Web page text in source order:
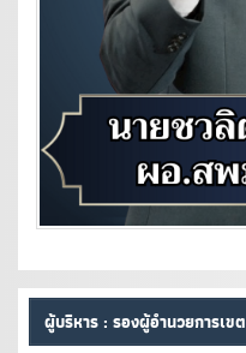
ผู้บริหาร : รองผู้อำนวยการเขต